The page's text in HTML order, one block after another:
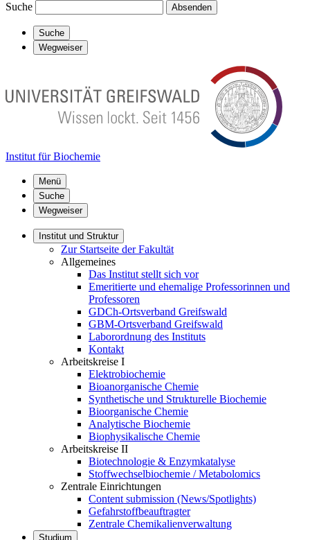
Suche Absenden
Suche
Wegweiser
Institut für Biochemie
Menü
Suche
Wegweiser
Institut und Struktur
Zur Startseite der Fakultät
Allgemeines
Das Institut stellt sich vor
Emeritierte und ehemalige Professorinnen und
Professoren
GDCh-Ortsverband Greifswald
GBM-Ortsverband Greifswald
Laborordnung des Instituts
Kontakt
Arbeitskreise I
Elektrobiochemie
Bioanorganische Chemie
Synthetische und Strukturelle Biochemie
Bioorganische Chemie
Analytische Biochemie
Biophysikalische Chemie
Arbeitskreise II
Biotechnologie & Enzymkatalyse
Stoffwechselbiochemie / Metabolomics
Zentrale Einrichtungen
Content submission (News/Spotlights)
Gefahrstoffbeauftragter
Zentrale Chemikalienverwaltung
Studium